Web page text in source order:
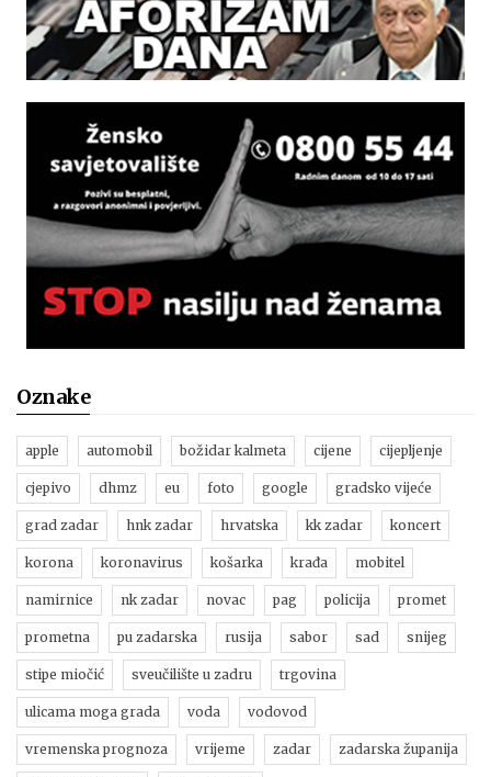
Oznake
apple automobil božidar kalmeta cijene cijepljenje
cjepivo dhmz eu foto google gradsko vijeće
grad zadar hnk zadar hrvatska kk zadar koncert
korona koronavirus košarka krađa mobitel
namirnice nk zadar novac pag policija promet
prometna pu zadarska rusija sabor sad snijeg
stipe miočić sveučilište u zadru trgovina
ulicama moga grada voda vodovod
vremenska prognoza vrijeme zadar zadarska županija